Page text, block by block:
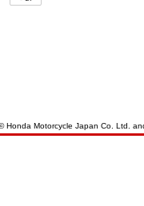
Honda Motorcycle Japan Co. Ltd.